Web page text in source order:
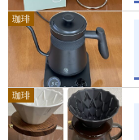
珈琲
珈琲